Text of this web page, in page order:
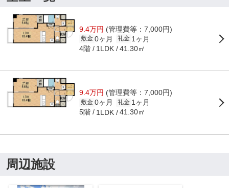
9.4万円 (管理費等：7,000円)
敷金 0ヶ月 礼金 1ヶ月
4階 1LDK 41.30㎡
9.4万円 (管理費等：7,000円)
敷金 0ヶ月 礼金 1ヶ月
5階 1LDK 41.30㎡
周辺施設